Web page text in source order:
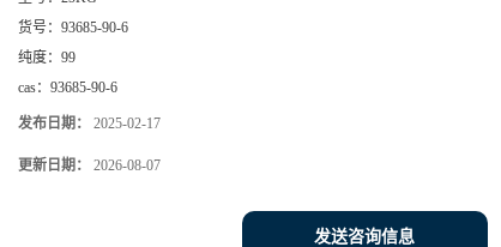
货号： 93685-90-6
纯度： 99
cas： 93685-90-6
发布日期： 2025-02-17
更新日期： 2026-08-07
发送咨询信息